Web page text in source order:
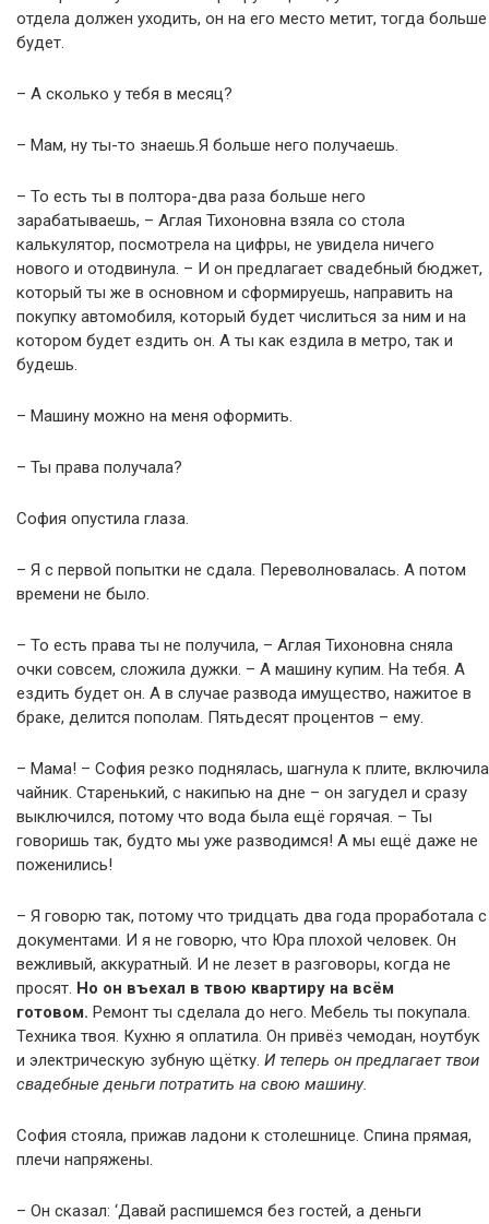
отдела должен уходить, он на его место метит, тогда больше
будет.
– А сколько у тебя в месяц?
– Мам, ну ты-то знаешь.Я больше него получаешь.
– То есть ты в полтора-два раза больше него
зарабатываешь, – Аглая Тихоновна взяла со стола
калькулятор, посмотрела на цифры, не увидела ничего
нового и отодвинула. – И он предлагает свадебный бюджет,
который ты же в основном и сформируешь, направить на
покупку автомобиля, который будет числиться за ним и на
котором будет ездить он. А ты как ездила в метро, так и
будешь.
– Машину можно на меня оформить.
– Ты права получала?
София опустила глаза.
– Я с первой попытки не сдала. Переволновалась. А потом
времени не было.
– То есть права ты не получила, – Аглая Тихоновна сняла
очки совсем, сложила дужки. – А машину купим. На тебя. А
ездить будет он. А в случае развода имущество, нажитое в
браке, делится пополам. Пятьдесят процентов – ему.
– Мама! – София резко поднялась, шагнула к плите, включила
чайник. Старенький, с накипью на дне – он загудел и сразу
выключился, потому что вода была ещё горячая. – Ты
говоришь так, будто мы уже разводимся! А мы ещё даже не
поженились!
– Я говорю так, потому что тридцать два года проработала с
документами. И я не говорю, что Юра плохой человек. Он
вежливый, аккуратный. И не лезет в разговоры, когда не
просят. Но он въехал в твою квартиру на всём
готовом. Ремонт ты сделала до него. Мебель ты покупала.
Техника твоя. Кухню я оплатила. Он привёз чемодан, ноутбук
и электрическую зубную щётку. И теперь он предлагает твои
свадебные деньги потратить на свою машину.
София стояла, прижав ладони к столешнице. Спина прямая,
плечи напряжены.
– Он сказал: ‘Давай распишемся без гостей, а деньги